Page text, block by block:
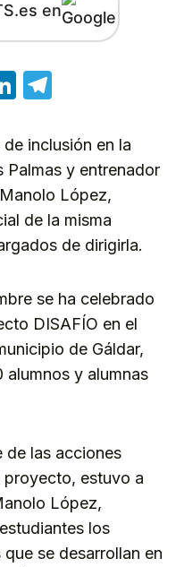
en
LinkedIn
inclusión en la
Palmas y entrenador
López,
de la misma
de dirigirla.
se ha celebrado
DISAFÍO en el
de Gáldar,
alumnos y alumnas
de las acciones
estuvo a
López,
los
se desarrollan en